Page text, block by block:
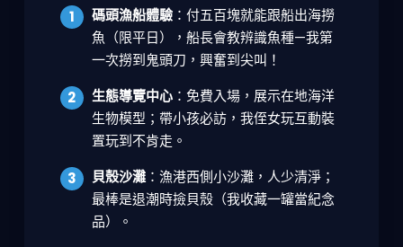
碼頭漁船體驗：付五百塊就能跟船出海撈
魚（限平日），船長會教辨識魚種—我第
一次撈到鬼頭刀，興奮到尖叫！
生態導覽中心：免費入場，展示在地海洋
生物模型；帶小孩必訪，我侄女玩互動裝
置玩到不肯走。
貝殼沙灘：漁港西側小沙灘，人少清淨；
最棒是退潮時撿貝殼（我收藏一罐當紀念
品）。